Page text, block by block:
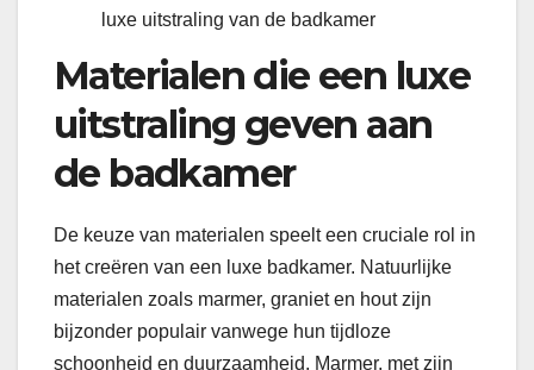
luxe uitstraling van de badkamer
Materialen die een luxe
uitstraling geven aan
de badkamer
De keuze van materialen speelt een cruciale rol in
het creëren van een luxe badkamer. Natuurlijke
materialen zoals marmer, graniet en hout zijn
bijzonder populair vanwege hun tijdloze
schoonheid en duurzaamheid. Marmer, met zijn